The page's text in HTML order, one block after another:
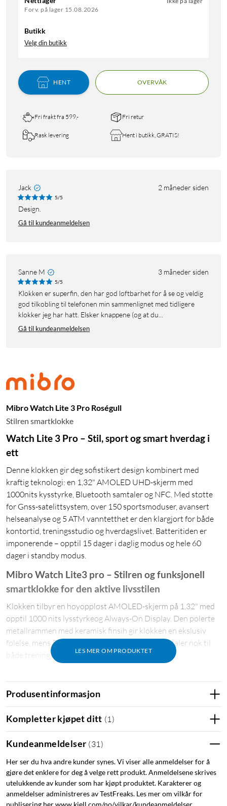
Forv. på lager 15.08.2026
Butikk
Velg din butikk
HENT OVERVÅK
Fri frakt fra 599,- Fri retur
Rask levering Hent i butikk, GRATIS!
Jack 2 måneder siden
5/5
Design.
Gå til kundeanmeldelsen
Sanne M 3 måneder siden
5/5
Klokken er superfin, den har god løftbarhet for å se og veldig
god tilkobling til telefonen min sammenlignet med tidligere
klokker jeg har hatt. Elsker knappene (og at du...
Gå til kundeanmeldelsen
Mibro Watch Lite 3 Pro Roségull
Stilren smartklokke
Watch Lite 3 Pro – Stil, sport og smart hverdag i
ett
Denne klokken gir deg sofistikert design kombinert med
kraftig teknologi: en 1,32" AMOLED UHD-skjerm med
1000nits kysstyrke, Bluetooth samtaler og NFC. Med støtte
for Gnss-satelittsystem, over 150 sportsmoduser, avansert
helseanalyse og 5 ATM vanntetthet er den klargjort for både
kontortid, treningsstudio og hverdagslivet. Batteritiden er
imponerende – opptil 15 dager i daglig modus og hele 60
dager i standby modus.
LES MER OM PRODUKTET
Mibro Watch Lite3 pro – Stilren og funksjonell
smartklokke for den aktive livsstilen
Klokken tilbyr en høyoppløst AMOLED-skjerm på 1,32" med
opptil 1000 nits lysstyrkeog Always-On Display. Den polerte
metallrammen med keramisk finsih gir klokken en ekslusiv
følelse, mens 5 ATM-klassifiseringen gjør at den taler nok til
både trening, dusj og svømming i ferskvann.
Trening & sport med presisjon
Med støtte for 150 sportsmoduser, inkludert svømming, HIIT
og løping, tilpasser klokken seg til alt fra daglig mosjon til med
strukturerte treningsøkter. En kraftig 10-aksers
bevegelsesensorchip samarbeider med støtten til fem GNSS-
systemer (GPS, Beidou, GLONASS, Galileo og QZSS) for
nøyaktig sporing selv i krevende miljøer.
Helseovervåkning døgnet rundt
Klokken har kontroll på din helse med kontinuerlig
Produsentinformasjon
Kompletter kjøpet ditt (1)
Kundeanmeldelser (31)
Her ser du hva andre kunder synes. Vi viser alle anmeldelser for å
gjøre det enklere for deg å velge rett produkt. Anmeldelsene skrives
utelukkende av kunder som har kjøpt produktet. Karakterer og
anmeldelser administreres av TestFreaks. Les mer om vilkår for
publisering her www.kjell.com/no/vilkar/kundeanmeldelser